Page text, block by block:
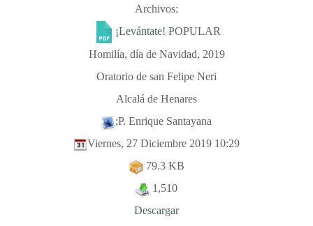
Archivos:
¡Levántate! POPULAR
Homilía, día de Navidad, 2019
Oratorio de san Felipe Neri
Alcalá de Henares
;P. Enrique Santayana
Viernes, 27 Diciembre 2019 10:29
79.3 KB
1,510
Descargar